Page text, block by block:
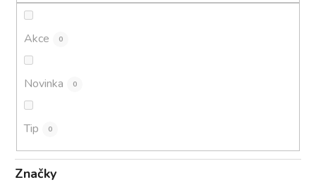
Akce 0
Novinka 0
Tip 0
Značky